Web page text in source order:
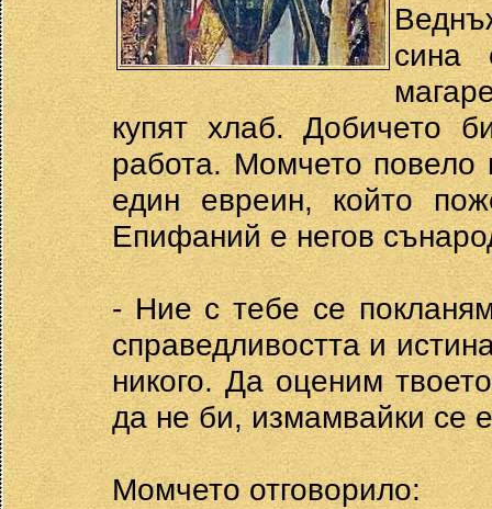
сина
купят хлаб. Добичето
работа. Момчето повело
един евреин, който
Епифаний е негов
- Ние с тебе се
справедливостта и
никого. Да оценим
да не би, измамвайки се
Момчето отговорило: